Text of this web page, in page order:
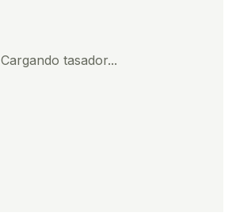
Cargando tasador...